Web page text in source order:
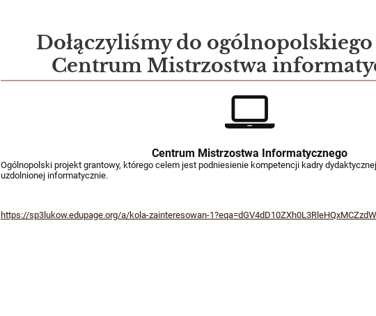
Dołączyliśmy do
Centrum Mistrzostwa
Centrum Mistrzostwa Informatycznego
Ogólnopolski projekt grantowy, którego celem jest podniesienie kompetencji kadry
uzdolnionej informatycznie.
https://sp3lukow.edupage.org/a/kola-zainteresowan-